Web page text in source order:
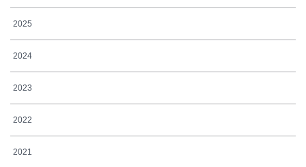
2025
2024
2023
2022
2021